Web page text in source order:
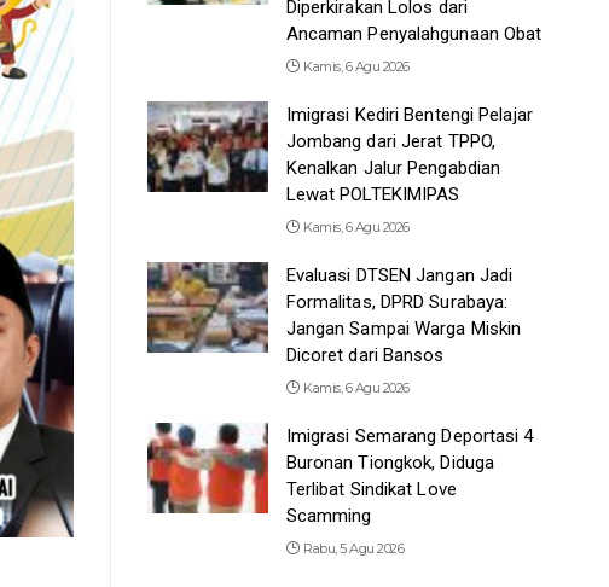
Diperkirakan Lolos dari
Ancaman Penyalahgunaan Obat
Kamis, 6 Agu 2026
Imigrasi Kediri Bentengi Pelajar
Jombang dari Jerat TPPO,
Kenalkan Jalur Pengabdian
Lewat POLTEKIMIPAS
Kamis, 6 Agu 2026
Evaluasi DTSEN Jangan Jadi
Formalitas, DPRD Surabaya:
Jangan Sampai Warga Miskin
Dicoret dari Bansos
Kamis, 6 Agu 2026
Imigrasi Semarang Deportasi 4
Buronan Tiongkok, Diduga
Terlibat Sindikat Love
Scamming
Rabu, 5 Agu 2026